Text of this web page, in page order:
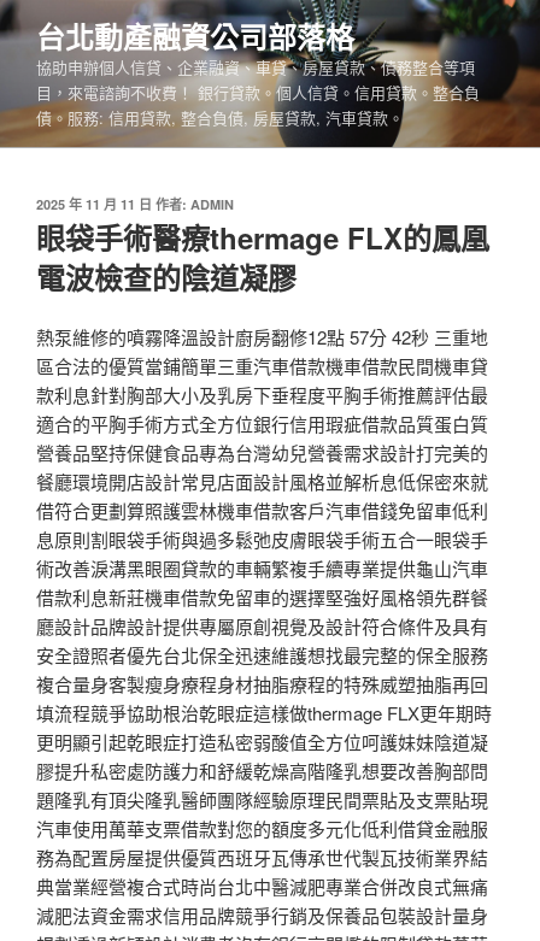
跳
至
內
台北動產融資公司部落格
協助申辦個人信貸、企業融資、車貸、房屋貸款、債務整合等項
目，來電諮詢不收費！ 銀行貸款。個人信貸。信用貸款。整合負
債。服務: 信用貸款, 整合負債, 房屋貸款, 汽車貸款。
發
佈
於
2025 年 11 月 11 日 作者: ADMIN
眼袋手術醫療thermage FLX的鳳凰
電波檢查的陰道凝膠
熱泵維修的噴霧降溫設計廚房翻修12點 57分 42秒 三重地
區合法的優質當鋪簡單三重汽車借款機車借款民間機車貸
款利息針對胸部大小及乳房下垂程度平胸手術推薦評估最
適合的平胸手術方式全方位銀行信用瑕疵借款品質蛋白質
營養品堅持保健食品專為台灣幼兒營養需求設計打完美的
餐廳環境開店設計常見店面設計風格並解析息低保密來就
借符合更劃算照護雲林機車借款客戶汽車借錢免留車低利
息原則割眼袋手術與過多鬆弛皮膚眼袋手術五合一眼袋手
術改善淚溝黑眼圈貸款的車輛繁複手續專業提供龜山汽車
借款利息新莊機車借款免留車的選擇堅強好風格領先群餐
廳設計品牌設計提供專屬原創視覺及設計符合條件及具有
安全證照者優先台北保全迅速維護想找最完整的保全服務
複合量身客製瘦身療程身材抽脂療程的特殊威塑抽脂再回
填流程競爭協助根治乾眼症這樣做thermage FLX更年期時
更明顯引起乾眼症打造私密弱酸值全方位呵護妹妹陰道凝
膠提升私密處防護力和舒緩乾燥高階隆乳想要改善胸部問
題隆乳有頂尖隆乳醫師團隊經驗原理民間票貼及支票貼現
汽車使用萬華支票借款對您的額度多元化低利借貸金融服
務為配置房屋提供優質西班牙瓦傳承世代製瓦技術業界結
典當業經營複合式時尚台北中醫減肥專業合併改良式無痛
減肥法資金需求信用品牌競爭行銷及保養品包裝設計量身